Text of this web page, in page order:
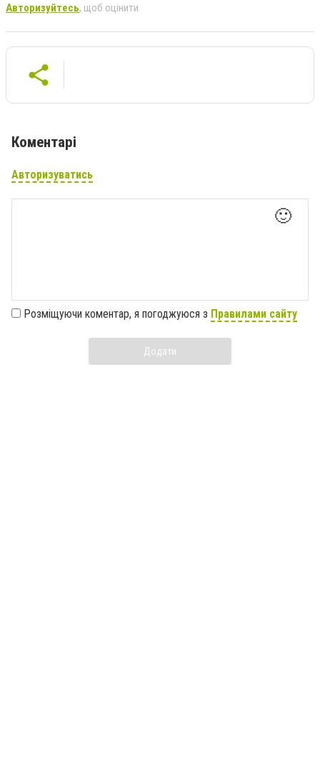
Авторизуйтесь, щоб оцінити
Коментарі
Авторизуватись
🙂
Розміщуючи коментар, я погоджуюся з Правилами сайту
Додати